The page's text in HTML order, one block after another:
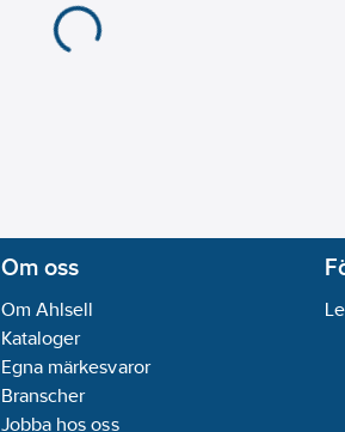
Om oss
Om Ahlsell
Kataloger
Egna märkesvaror
Branscher
Jobba hos oss